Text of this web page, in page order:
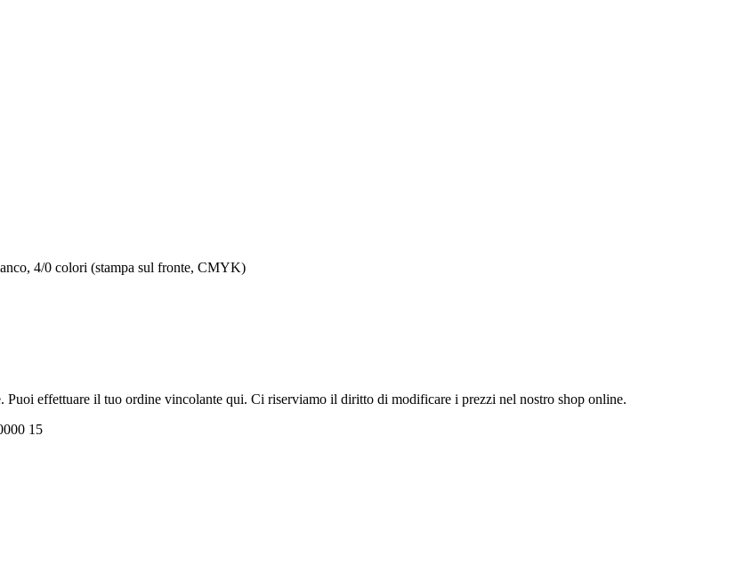
4/0 colori (stampa sul fronte, CMYK)
effettuare il tuo ordine vincolante qui. Ci riserviamo il diritto di modificare i prezzi nel nostro shop online.
15